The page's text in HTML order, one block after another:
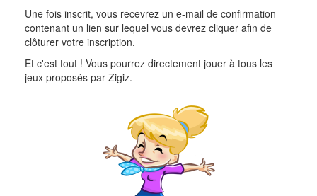
Une fois inscrit, vous recevrez un e-mail de confirmation
contenant un lien sur lequel vous devrez cliquer afin de
clôturer votre inscription.
Et c'est tout ! Vous pourrez directement jouer à tous les
jeux proposés par Zigiz.